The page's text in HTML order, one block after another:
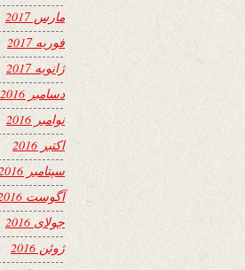
مارس 2017
فوریه 2017
ژانویه 2017
دسامبر 2016
نوامبر 2016
اکتبر 2016
سپتامبر 2016
آگوست 2016
جولای 2016
ژوئن 2016